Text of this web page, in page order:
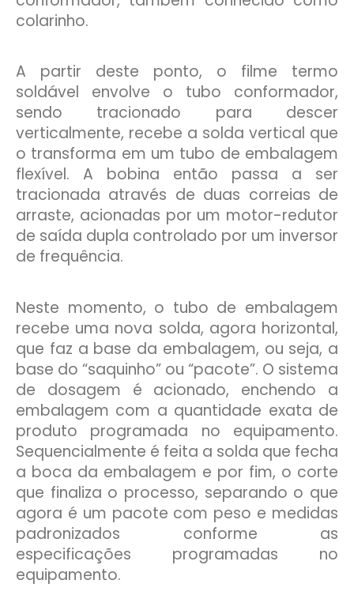
colarinho.
A partir deste ponto, o filme termo
soldável envolve o tubo conformador,
sendo tracionado para descer
verticalmente, recebe a solda vertical que
o transforma em um tubo de embalagem
flexível. A bobina então passa a ser
tracionada através de duas correias de
arraste, acionadas por um motor-redutor
de saída dupla controlado por um inversor
de frequência.
Neste momento, o tubo de embalagem
recebe uma nova solda, agora horizontal,
que faz a base da embalagem, ou seja, a
base do “saquinho” ou “pacote”. O sistema
de dosagem é acionado, enchendo a
embalagem com a quantidade exata de
produto programada no equipamento.
Sequencialmente é feita a solda que fecha
a boca da embalagem e por fim, o corte
que finaliza o processo, separando o que
agora é um pacote com peso e medidas
padronizados conforme as
especificações programadas no
equipamento.